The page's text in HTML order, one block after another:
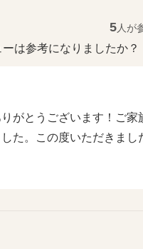
5人が
ーは参考になりましたか？
がとうございます！ご家
た。この度いただきまし